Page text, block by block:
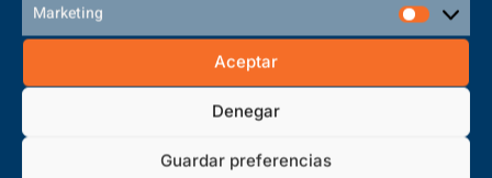
Marketing
Aceptar
Denegar
Guardar preferencias
Técnico Deportivo Superior
en Entrenador de Fútbol